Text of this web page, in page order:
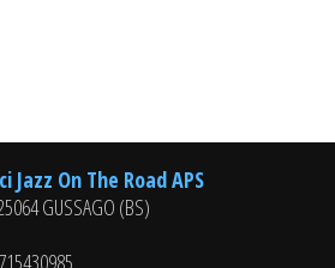
On The Road APS
GUSSAGO (BS)